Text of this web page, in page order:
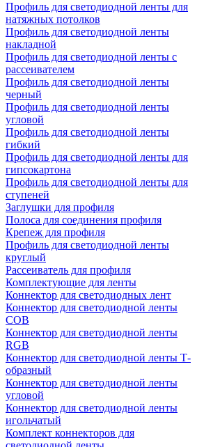
Профиль для светодиодной ленты для
натяжных потолков
Профиль для светодиодной ленты
накладной
Профиль для светодиодной ленты с
рассеивателем
Профиль для светодиодной ленты
черный
Профиль для светодиодной ленты
угловой
Профиль для светодиодной ленты
гибкий
Профиль для светодиодной ленты для
гипсокартона
Профиль для светодиодной ленты для
ступеней
Заглушки для профиля
Полоса для соединения профиля
Крепеж для профиля
Профиль для светодиодной ленты
круглый
Рассеиватель для профиля
Комплектующие для ленты
Коннектор для светодиодных лент
Коннектор для светодиодной ленты
COB
Коннектор для светодиодной ленты
RGB
Коннектор для светодиодной ленты Т-
образный
Коннектор для светодиодной ленты
угловой
Коннектор для светодиодной ленты
игольчатый
Комплект коннекторов для